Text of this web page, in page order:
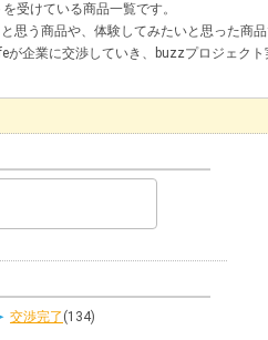
受けている商品一覧です。
思う商品や、体験してみたいと思った商
が企業に交渉していき、buzzプロジェク
交渉完了 (134)